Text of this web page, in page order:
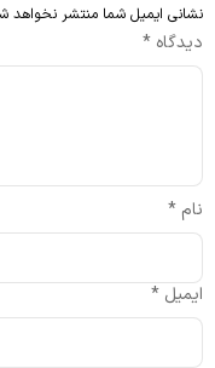
نشانی ایمیل شما منتشر نخواهد
دیدگاه *
نام *
ایمیل *